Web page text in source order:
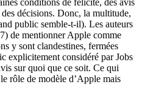
décisions. Donc, la multitude,
public semble-t-il). Les auteurs
de mentionner Apple comme
y sont clandestines, fermées
explicitement considéré par Jobs
sur quoi que ce soit. Ce qui
rôle de modèle d’Apple mais